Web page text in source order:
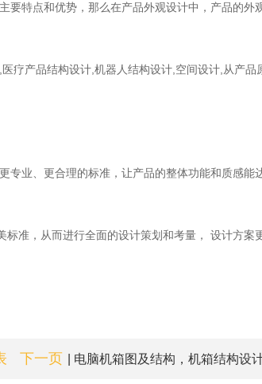
特点和优势，那么在产品外观设计中，产品的外
产品结构设计,机器人结构设计,空间设计,从产品
业、更合理的标准，让产品的整体功能和质感能
准，从而进行全面的设计策划和考量， 设计方案
下一页 | 电脑机箱图及结构，机箱结构设